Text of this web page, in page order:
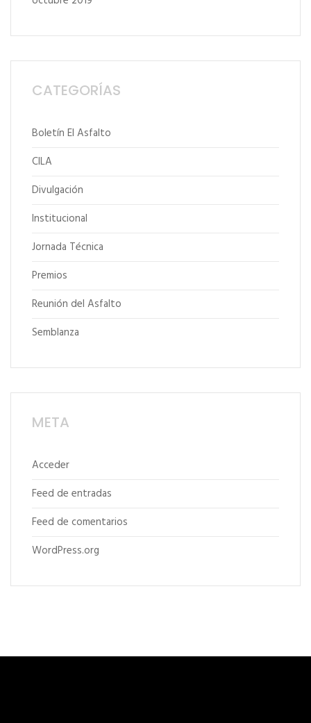
CATEGORÍAS
Boletín El Asfalto
CILA
Divulgación
Institucional
Jornada Técnica
Premios
Reunión del Asfalto
Semblanza
META
Acceder
Feed de entradas
Feed de comentarios
WordPress.org